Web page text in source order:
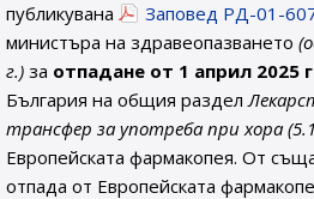
публикувана
Заповед РД-01-
министъра на здравеопазването
г.) за отпадане от 1 април 2025
България на общия раздел
трансфер за употреба при хора
Европейската фармакопея. От
отпада от Европейската